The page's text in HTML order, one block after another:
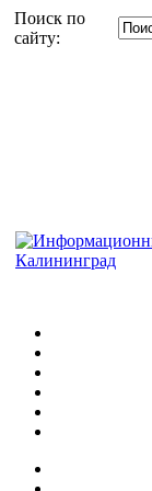
Поиск по
сайту: